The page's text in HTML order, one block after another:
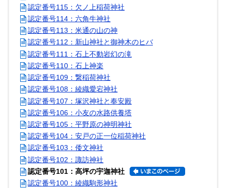
認定番号115：欠ノ上稲荷神社
認定番号114：六角牛神社
認定番号113：米通の山の神
認定番号112：新山神社と御神木のヒバ
認定番号111：石上不動岩幻の滝
認定番号110：石上神楽
認定番号109：繋稲荷神社
認定番号108：綾織愛宕神社
認定番号107：塚沢神社と奉安殿
認定番号106：小友の水路供養塔
認定番号105：平野原の神明神社
認定番号104：安戸の正一位稲荷神社
認定番号103：倭文神社
認定番号102：諏訪神社
認定番号101：高坪の宇迦神社
認定番号100：綾織駒形神社